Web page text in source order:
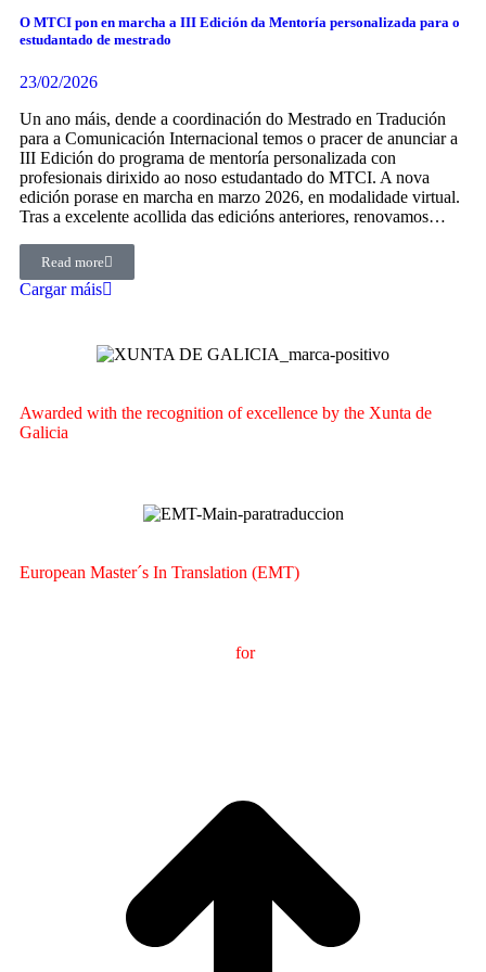
O MTCI pon en marcha a III Edición da Mentoría personalizada para o
estudantado de mestrado
23/02/2026
Un ano máis, dende a coordinación do Mestrado en Tradución
para a Comunicación Internacional temos o pracer de anunciar a
III Edición do programa de mentoría personalizada con
profesionais dirixido ao noso estudantado do MTCI. A nova
edición porase en marcha en marzo 2026, en modalidade virtual.
Tras a excelente acollida das edicións anteriores, renovamos…
Read more
Cargar máis
Awarded with the recognition of excellence by the Xunta de
Galicia
European Master´s In Translation (EMT)
forInternational